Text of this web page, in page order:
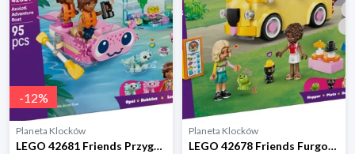
-12%
Planeta Klocków
LEGO 42681 Friends Przygoda na aksolotlowej łodzi Lego
Planeta Klocków
LEGO 42678 Friends Furgonetka z akcesoriami dla zwierząt Lego